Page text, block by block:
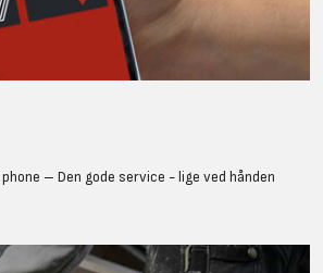
– Den gode service - lige ved hånden